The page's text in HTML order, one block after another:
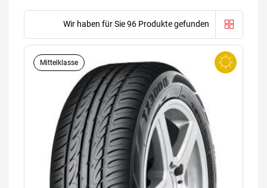
Wir haben für Sie 96 Produkte gefunden
Mittelklasse